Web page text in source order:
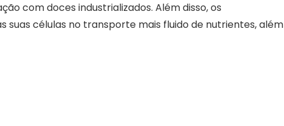
com doces industrializados. Além disso, os
células no transporte mais fluido de nutrientes, além